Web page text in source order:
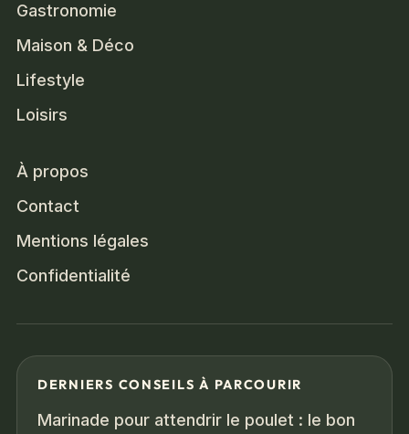
Gastronomie
Maison & Déco
Lifestyle
Loisirs
À propos
Contact
Mentions légales
Confidentialité
DERNIERS CONSEILS À PARCOURIR
Marinade pour attendrir le poulet : le bon